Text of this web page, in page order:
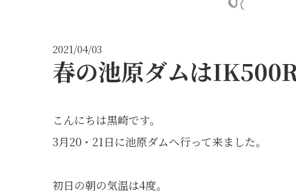
2021/04/03
春の池原ダムは
こんにちは黒崎です。
3月20・21日に池原ダムへ行って来ました。
初日の朝の気温は4度。